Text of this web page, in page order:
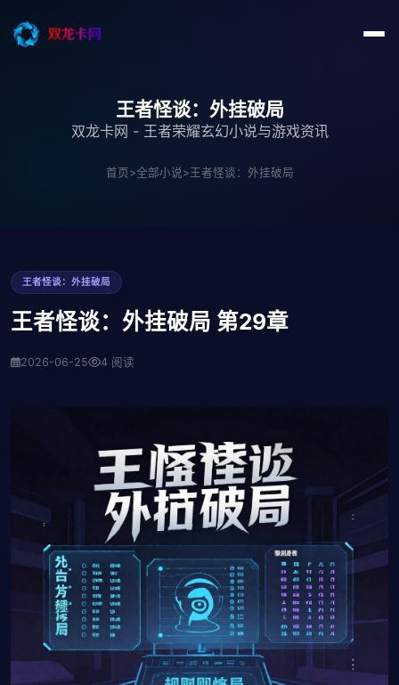
王者怪谈：外挂破局
双龙卡网 - 王者荣耀玄幻小说与游戏资讯
首页>全部小说>王者怪谈：外挂破局
王者怪谈：外挂破局
王者怪谈：外挂破局 第29章
2026-06-25 4 阅读